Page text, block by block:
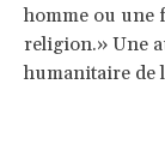
homme ou une
religion.» Une
humanitaire de